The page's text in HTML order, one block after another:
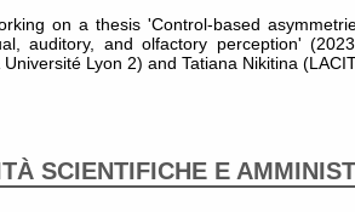
on a thesis 'Control-based
auditory, and olfactory perception'
Lyon 2) and Tatiana Nikitina
SCIENTIFICHE E